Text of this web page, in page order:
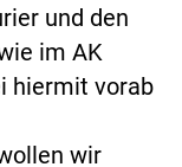
und den
im AK
hiermit vorab
wir